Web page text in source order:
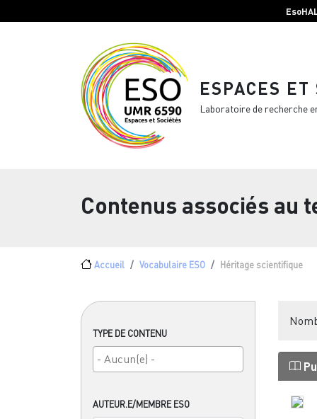
ESPACES ET
Laboratoire de recherche
Contenus associés au
Fil d'Ariane
Accueil Vocabulaire ESO Héritage scientifique
TYPE DE CONTENU
AUTEUR.E/MEMBRE ESO